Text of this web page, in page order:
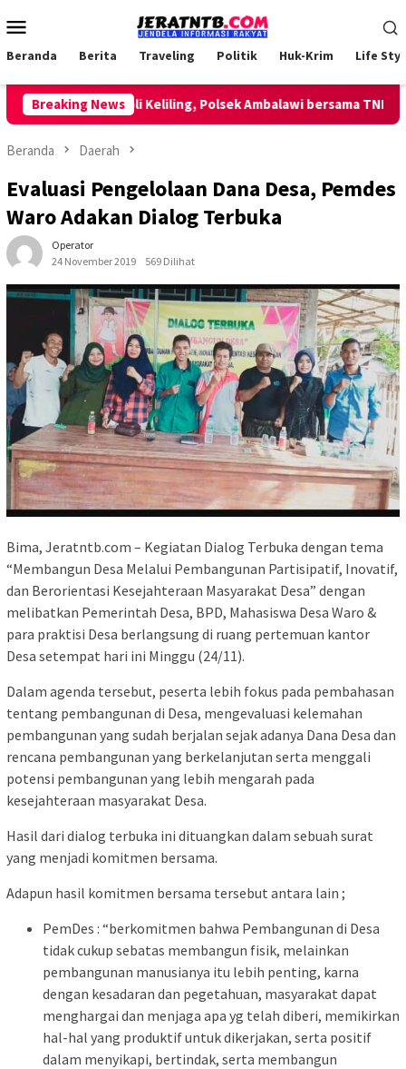
ke
Mobile
Beranda Berita Traveling Politik Huk-Krim Life
Breaking News
Lakukan Patroli Keliling, Polsek Ambalawi bersama TNI dan
Beranda Daerah
Evaluasi Pengelolaan Dana Desa, Pemdes
Waro Adakan Dialog Terbuka
Operator
24 November 2019
569 Dilihat
Bima, Jeratntb.com – Kegiatan Dialog Terbuka dengan tema
“Membangun Desa Melalui Pembangunan Partisipatif, Inovatif,
dan Berorientasi Kesejahteraan Masyarakat Desa” dengan
melibatkan Pemerintah Desa, BPD, Mahasiswa Desa Waro &
para praktisi Desa berlangsung di ruang pertemuan kantor
Desa setempat hari ini Minggu (24/11).
Dalam agenda tersebut, peserta lebih fokus pada pembahasan
tentang pembangunan di Desa, mengevaluasi kelemahan
pembangunan yang sudah berjalan sejak adanya Dana Desa dan
rencana pembangunan yang berkelanjutan serta menggali
potensi pembangunan yang lebih mengarah pada
kesejahteraan masyarakat Desa.
Hasil dari dialog terbuka ini dituangkan dalam sebuah surat
yang menjadi komitmen bersama.
Adapun hasil komitmen bersama tersebut antara lain ;
PemDes : “berkomitmen bahwa Pembangunan di Desa
tidak cukup sebatas membangun fisik, melainkan
pembangunan manusianya itu lebih penting, karna
dengan kesadaran dan pegetahuan, masyarakat dapat
menghargai dan menjaga apa yg telah diberi, memikirkan
hal-hal yang produktif untuk dikerjakan, serta positif
dalam menyikapi, bertindak, serta membangun